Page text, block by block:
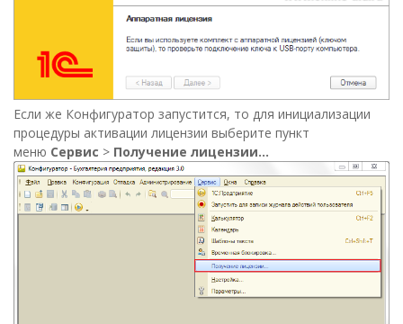
Если же Конфигуратор запустится, то для инициализации
процедуры активации лицензии выберите пункт
меню Сервис > Получение лицензии...